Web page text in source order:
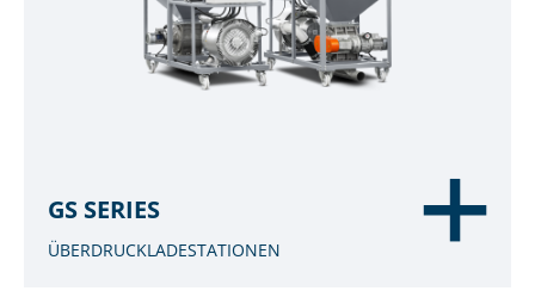
GS SERIES
ÜBERDRUCKLADESTATIONEN